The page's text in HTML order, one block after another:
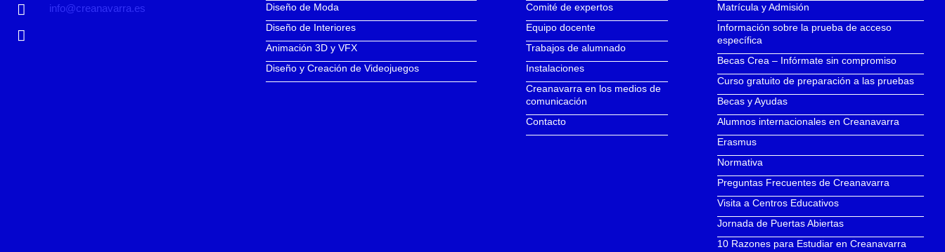
info@creanavarra.es
Diseño de Moda
Diseño de Interiores
Animación 3D y VFX
Diseño y Creación de Videojuegos
Comité de expertos
Equipo docente
Trabajos de alumnado
Instalaciones
Creanavarra en los medios de
comunicación
Contacto
Matrícula y Admisión
Información sobre la prueba de acceso
específica
Becas Crea – Infórmate sin compromiso
Curso gratuito de preparación a las pruebas
Becas y Ayudas
Alumnos internacionales en Creanavarra
Erasmus
Normativa
Preguntas Frecuentes de Creanavarra
Visita a Centros Educativos
Jornada de Puertas Abiertas
10 Razones para Estudiar en Creanavarra